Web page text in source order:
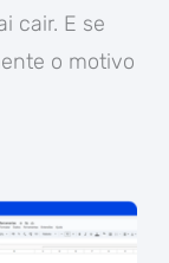
cair. E se
o motivo